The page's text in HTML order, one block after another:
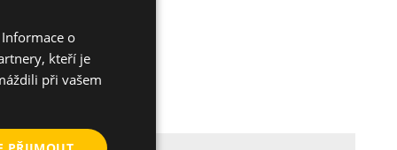
o
kteří je
při vašem